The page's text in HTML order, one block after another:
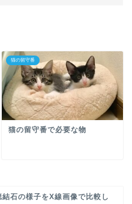
猫の留守番
猫の留守番で必要な物
結石の様子をX線画像で比較し